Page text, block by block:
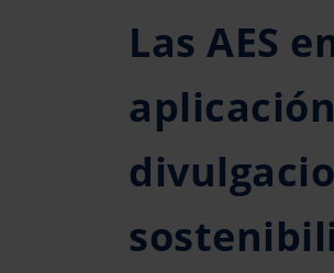
Las AES